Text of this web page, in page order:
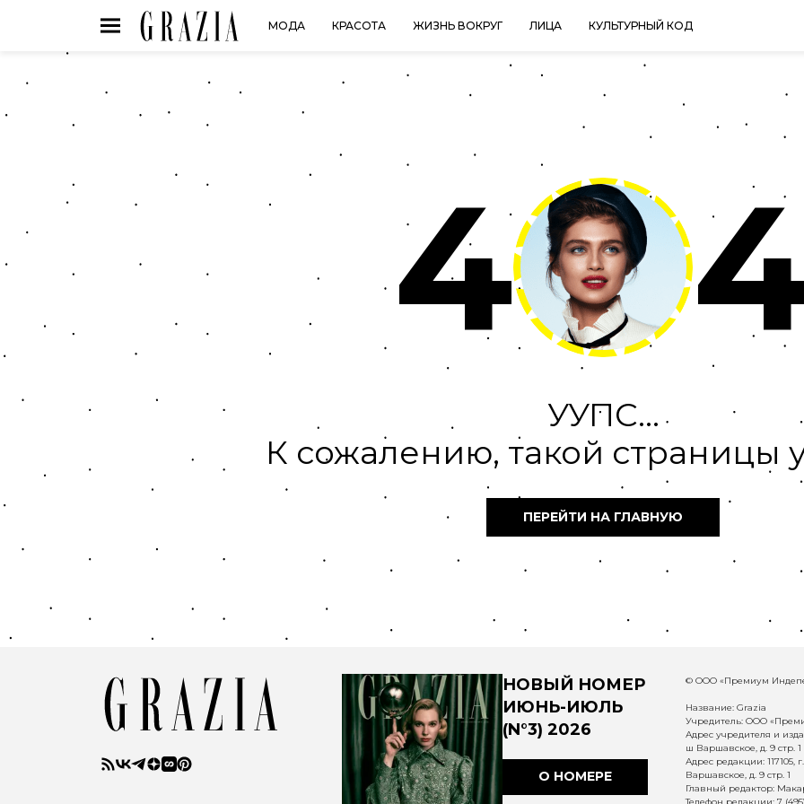
МОДА КРАСОТА ЖИЗНЬ ВОКРУГ ЛИЦА КУЛЬТУРНЫЙ КОД
4
УУПС...
К сожалению, такой страницы
ПЕРЕЙТИ НА ГЛАВНУЮ
НОВЫЙ НОМЕР
ИЮНЬ-ИЮЛЬ
(N°3) 2026
О НОМЕРЕ
© ООО «Премиум
Название: Grazia
Учредитель: ООО
Адрес учредителя и
ш Варшавское, д. 9 стр. 1
Адрес редакции:
Варшавское, д. 9 стр. 1
Главный редактор: